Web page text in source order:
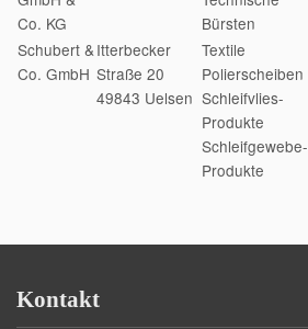
Co. KG
Bürsten
Schubert &
Co. GmbH
Itterbecker
Straße 20
49843 Uelsen
Textile
Polierscheiben
Schleifvlies-
Produkte
Schleifgewebe-
Produkte
Kontakt